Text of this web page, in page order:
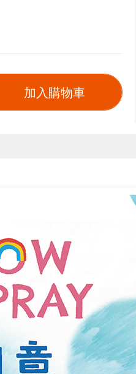
加入購物車